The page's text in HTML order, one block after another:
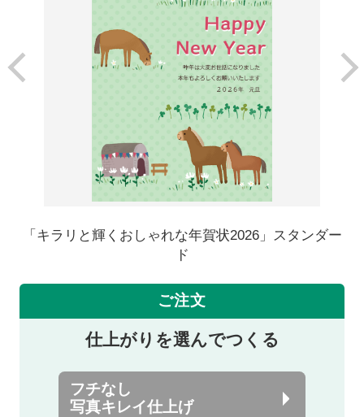
「キラリと輝くおしゃれな年賀状2026」スタンダー
ド
ご注文
仕上がりを選んでつくる
フチなし
写真キレイ仕上げ